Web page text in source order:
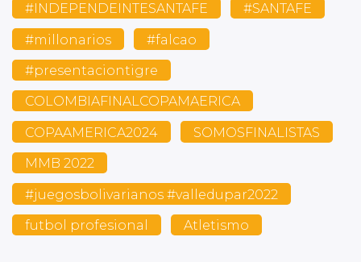
#INDEPENDEINTESANTAFE #SANTAFE
#millonarios #falcao
#presentaciontigre
COLOMBIAFINALCOPAMAERICA
COPAAMERICA2024 SOMOSFINALISTAS
MMB 2022
#juegosbolivarianos #valledupar2022
futbol profesional Atletismo